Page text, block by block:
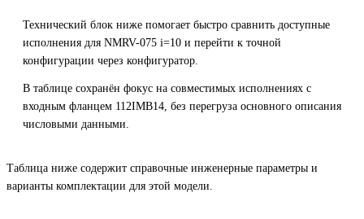
Технический блок ниже помогает быстро сравнить доступные
исполнения для NMRV-075 i=10 и перейти к точной
конфигурации через конфигуратор.
В таблице сохранён фокус на совместимых исполнениях с
входным фланцем 112IMB14, без перегруза основного описания
числовыми данными.
Таблица ниже содержит справочные инженерные параметры и
варианты комплектации для этой модели.